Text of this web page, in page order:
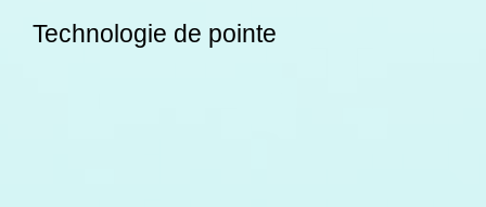
Technologie de pointe